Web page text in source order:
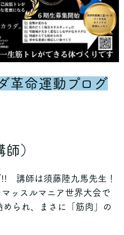
革命運動プログ
）
!! 講師は須藤陸九馬先生！
ッスルマニア世界大会で
られ、まさに「筋肉」の